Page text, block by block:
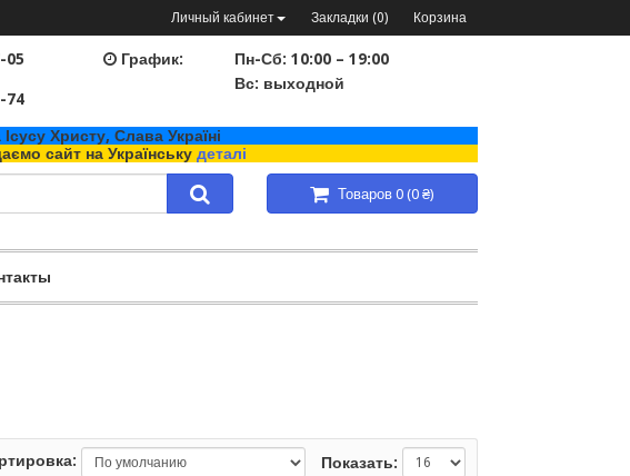
Личный кабинет Закладки (0) Корзина
05
74
График:
Пн-Сб: 10:00 – 19:00
Вс: выходной
Христу, Слава Україні
сайт на Українськудеталі
Товаров 0 (0 ₴)
Показать: